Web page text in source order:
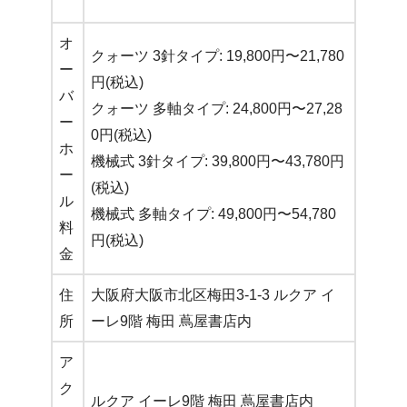
オ
ー
バ
ー
ホ
ー
ル
料
金
クォーツ 3針タイプ: 19,800円〜21,780
円(税込)
クォーツ 多軸タイプ: 24,800円〜27,28
0円(税込)
機械式 3針タイプ: 39,800円〜43,780円
(税込)
機械式 多軸タイプ: 49,800円〜54,780
円(税込)
住
所
大阪府大阪市北区梅田3-1-3 ルクア イ
ーレ9階 梅田 蔦屋書店内
ア
ク
ルクア イーレ9階 梅田 蔦屋書店内